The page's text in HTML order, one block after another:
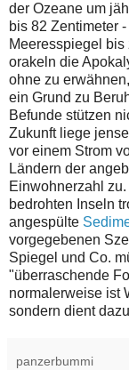
der Ozeane um
bis 82 Zentimeter
Meeresspiegel
orakeln die
ohne zu
ein Grund zu
Befunde stützen
Zukunft liege
vor einem Strom
Ländern der
Einwohnerzahl
bedrohten Inseln
angespülte
vorgegebenen
Spiegel und Co.
"überraschende
normalerweise ist
sondern dient
panzerbummi